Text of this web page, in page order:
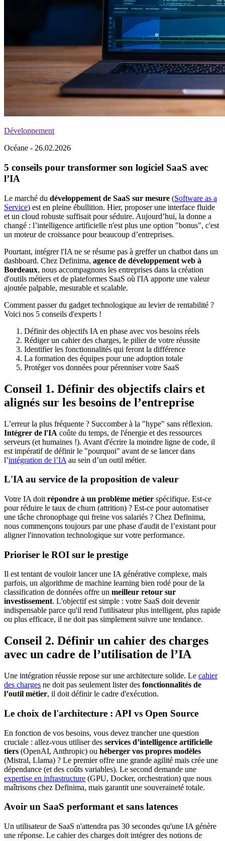
Développement
Océane - 26.02.2026
5 conseils pour transformer son logiciel SaaS avec
l’IA
Le marché du développement de SaaS sur mesure (Software as a
Service) est en pleine ébullition. Hier, proposer une interface fluide
et un cloud robuste suffisait pour séduire. Aujourd’hui, la donne a
changé : l’intelligence artificielle n'est plus une option "bonus", c'est
un moteur de croissance pour beaucoup d’entreprises.
Pourtant, intégrer l'IA ne se résume pas à greffer un chatbot dans un
dashboard. Chez Definima, agence de développement web à
Bordeaux, nous accompagnons les entreprises dans la création
d'outils métiers et de plateformes SaaS où l'IA apporte une valeur
ajoutée palpable, mesurable et scalable.
Comment passer du gadget technologique au levier de rentabilité ?
Voici nos 5 conseils d'experts !
Définir des objectifs IA en phase avec vos besoins réels
Rédiger un cahier des charges, le pilier de votre réussite
Identifier les fonctionnalités qui feront la différence
La formation des équipes pour une adoption totale
Protéger vos données pour pérenniser votre SaaS
Conseil 1. Définir des objectifs clairs et
alignés sur les besoins de l’entreprise
L’erreur la plus fréquente ? Succomber à la "hype" sans réflexion.
Intégrer de l'IA coûte du temps, de l'énergie et des ressources
serveurs (et humaines !). Avant d'écrire la moindre ligne de code, il
est impératif de définir le "pourquoi" avant de se lancer dans
l’intégration de l’IA au sein d’un outil métier.
L'IA au service de la proposition de valeur
Votre IA doit répondre à un problème métier spécifique. Est-ce
pour réduire le taux de churn (attrition) ? Est-ce pour automatiser
une tâche chronophage qui freine vos salariés ? Chez Definima,
nous commençons toujours par une phase d'audit de l’existant pour
aligner l'innovation technologique sur votre performance.
Prioriser le ROI sur le prestige
Il est tentant de vouloir lancer une IA générative complexe, mais
parfois, un algorithme de machine learning bien rodé pour de la
classification de données offre un meilleur retour sur
investissement. L'objectif est simple : votre SaaS doit devenir
indispensable parce qu'il rend l'utilisateur plus intelligent, plus rapide
ou plus efficace, il ne doit pas simplement suivre une tendance.
Conseil 2. Définir un cahier des charges
avec un cadre de l’utilisation de l’IA
Une intégration réussie repose sur une architecture solide. Le cahier
des charges ne doit pas seulement lister des fonctionnalités de
l’outil métier, il doit définir le cadre d'exécution.
Le choix de l'architecture : API vs Open Source
En fonction de vos besoins, vous devez trancher une question
cruciale : allez-vous utiliser des services d’intelligence artificielle
tiers (OpenAI, Anthropic) ou héberger vos propres modèles
(Mistral, Llama) ? Le premier offre une grande agilité mais crée une
dépendance (et des coûts variables). Le second demande une
expertise en infrastructure (GPU, Docker, orchestration) que nous
maîtrisons chez Definima, mais garantit une souveraineté totale.
Avoir un SaaS performant et sans latences
Un utilisateur de SaaS n'attendra pas 30 secondes qu'une IA génère
une réponse. Le cahier des charges doit intégrer des notions de